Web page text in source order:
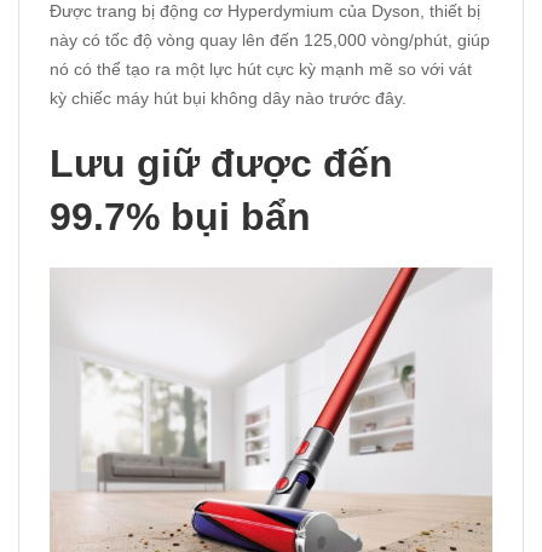
Được trang bị động cơ Hyperdymium của Dyson, thiết bị
này có tốc độ vòng quay lên đến 125,000 vòng/phút, giúp
nó có thể tạo ra một lực hút cực kỳ mạnh mẽ so với vát
kỳ chiếc máy hút bụi không dây nào trước đây.
Lưu giữ được đến
99.7% bụi bẩn